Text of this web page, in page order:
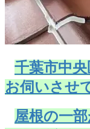
千葉市中
お伺いさせ
屋根の一